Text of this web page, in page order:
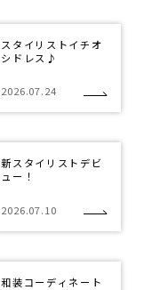
スタイリストイチオ
シドレス♪
2026.07.24
新スタイリストデビ
ュー！
2026.07.10
和装コーディネート